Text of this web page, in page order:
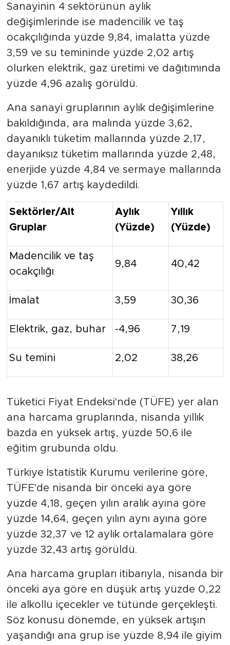
Sanayinin 4 sektörünün aylık
değişimlerinde ise madencilik ve taş
ocakçılığında yüzde 9,84, imalatta yüzde
3,59 ve su temininde yüzde 2,02 artış
olurken elektrik, gaz üretimi ve dağıtımında
yüzde 4,96 azalış görüldü.
Ana sanayi gruplarının aylık değişimlerine
bakıldığında, ara malında yüzde 3,62,
dayanıklı tüketim mallarında yüzde 2,17,
dayanıksız tüketim mallarında yüzde 2,48,
enerjide yüzde 4,84 ve sermaye mallarında
yüzde 1,67 artış kaydedildi.
Sektörler/Alt
Gruplar
Aylık
(Yüzde)
Yıllık
(Yüzde)
Madencilik ve taş
ocakçılığı
9,84 40,42
İmalat 3,59 30,36
Elektrik, gaz, buhar -4,96 7,19
Su temini 2,02 38,26
Tüketici Fiyat Endeksi'nde (TÜFE) yer alan
ana harcama gruplarında, nisanda yıllık
bazda en yüksek artış, yüzde 50,6 ile
eğitim grubunda oldu.
Türkiye İstatistik Kurumu verilerine göre,
TÜFE'de nisanda bir önceki aya göre
yüzde 4,18, geçen yılın aralık ayına göre
yüzde 14,64, geçen yılın aynı ayına göre
yüzde 32,37 ve 12 aylık ortalamalara göre
yüzde 32,43 artış görüldü.
Ana harcama grupları itibarıyla, nisanda bir
önceki aya göre en düşük artış yüzde 0,22
ile alkollü içecekler ve tütünde gerçekleşti.
Söz konusu dönemde, en yüksek artışın
yaşandığı ana grup ise yüzde 8,94 ile giyim